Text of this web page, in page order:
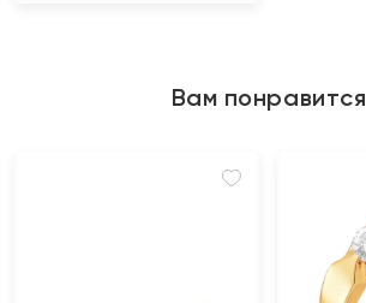
Вам понравится